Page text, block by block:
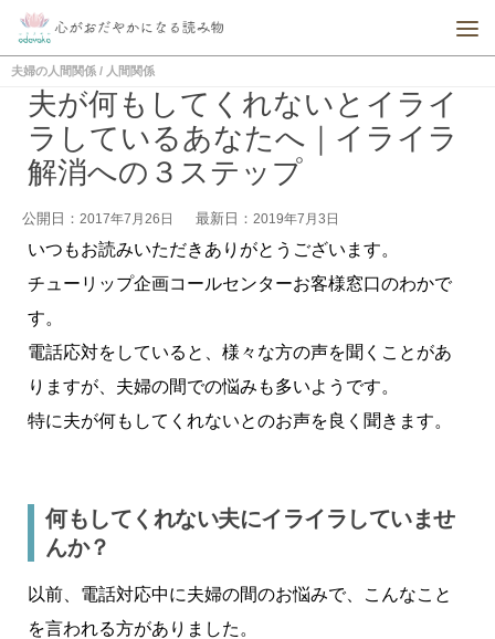
夫婦の人間関係 / 人間関係
夫が何もしてくれないとイライ
ラしているあなたへ｜イライラ
解消への３ステップ
公開日： 2017年7月26日 最新日： 2019年7月3日
いつもお読みいただきありがとうございます。
チューリップ企画コールセンターお客様窓口のわかで
す。
電話応対をしていると、様々な方の声を聞くことがあ
りますが、夫婦の間での悩みも多いようです。
特に夫が何もしてくれないとのお声を良く聞きます。
何もしてくれない夫にイライラしていませ
んか？
以前、電話対応中に夫婦の間のお悩みで、こんなこと
を言われる方がありました。